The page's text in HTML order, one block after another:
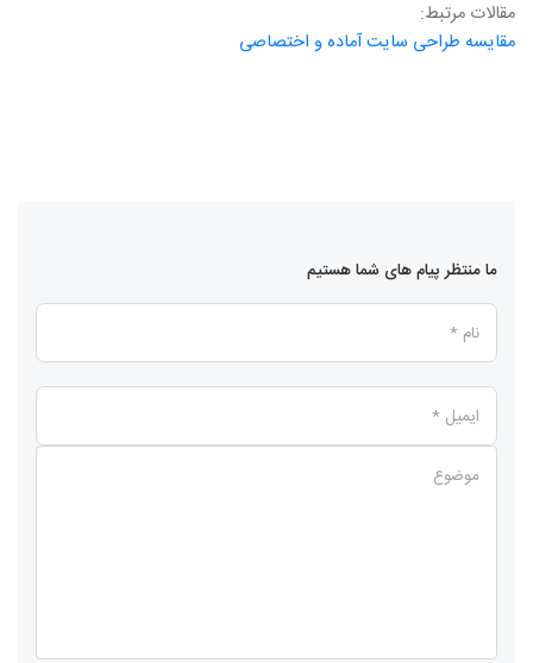
مقالات مرتبط:
مقایسه طراحی سایت آماده و اختصاصی
ما منتظر پیام های شما هستیم
نام *
ایمیل *
موضوع